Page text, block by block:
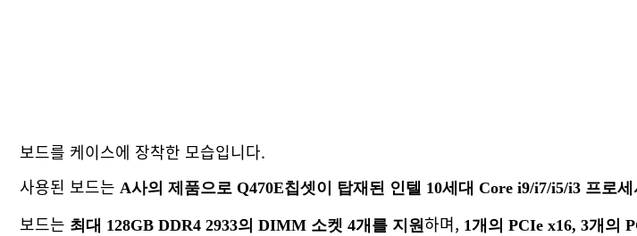
보드를 케이스에 장착한 모습입니다.
사용된 보드는 A사의 제품으로 Q470E칩셋이 탑재된 인텔 10세대 Core i9/i7/i5/i3 프로세
보드는 최대 128GB DDR4 2933의 DIMM 소켓 4개를 지원 하며, 1개의 PCIe x16, 3개의